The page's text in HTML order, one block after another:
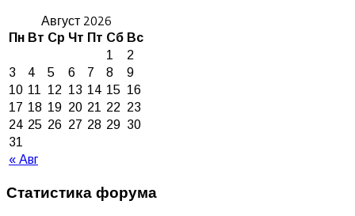
Август 2026
Пн Вт Ср Чт Пт Сб Вс
« Авг
1
2
3
4 5 6 7 8
9
10 11 12 13 14 15 16
17 18 19 20 21 22 23
24 25 26 27 28 29 30
31
Статистика форума